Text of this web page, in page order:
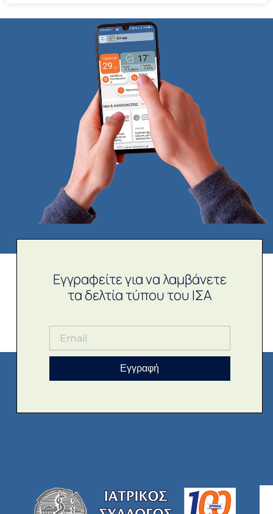
Εγγραφείτε για να λαμβάνετε
τα δελτία τύπου του ΙΣΑ
Εγγραφή